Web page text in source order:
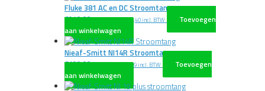
Fluke 381 AC en DC Stroomtang
€940,00 excl. BTW€1.137,40 incl. BTW
Toevoegen
aan winkelwagen
Nieaf-Smitt NI14R Stroomtang
€199,00 excl. BTW€240,79 incl. BTW
Toevoegen
aan winkelwagen